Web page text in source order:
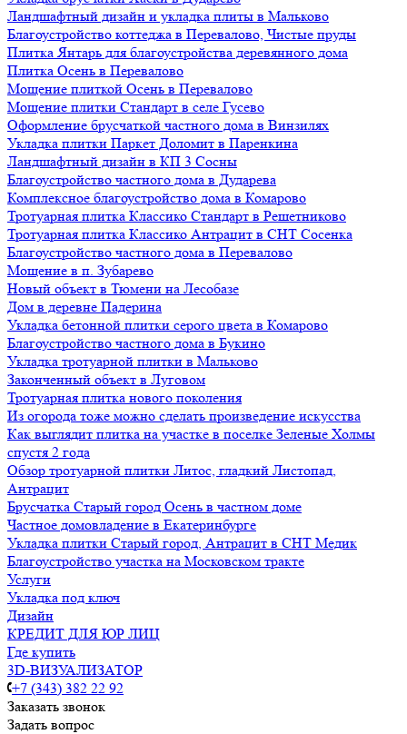
Ландшафтный дизайн и укладка плиты в Мальково
Благоустройство коттеджа в Перевалово, Чистые пруды
Плитка Янтарь для благоустройства деревянного дома
Плитка Осень в Перевалово
Мощение плиткой Осень в Перевалово
Мощение плитки Стандарт в селе Гусево
Оформление брусчаткой частного дома в Винзилях
Укладка плитки Паркет Доломит в Паренкина
Ландшафтный дизайн в КП 3 Сосны
Благоустройство частного дома в Дударева
Комплексное благоустройство дома в Комарово
Тротуарная плитка Классико Стандарт в Решетниково
Тротуарная плитка Классико Антрацит в СНТ Сосенка
Благоустройство частного дома в Перевалово
Мощение в п. Зубарево
Новый объект в Тюмени на Лесобазе
Дом в деревне Падерина
Укладка бетонной плитки серого цвета в Комарово
Благоустройство частного дома в Букино
Укладка тротуарной плитки в Мальково
Законченный объект в Луговом
Тротуарная плитка нового поколения
Из огорода тоже можно сделать произведение искусства
Как выглядит плитка на участке в поселке Зеленые Холмы
спустя 2 года
Обзор тротуарной плитки Литос, гладкий Листопад,
Антрацит
Брусчатка Старый город Осень в частном доме
Частное домовладение в Екатеринбурге
Укладка плитки Старый город, Антрацит в СНТ Медик
Благоустройство участка на Московском тракте
Услуги
Укладка под ключ
Дизайн
КРЕДИТ ДЛЯ ЮР ЛИЦ
Где купить
3D-ВИЗУАЛИЗАТОР
+7 (343) 382 22 92
Заказать звонок
Задать вопрос